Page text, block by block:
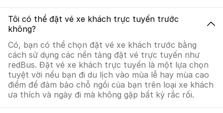
Tôi có thể đặt vé xe khách trực tuyến trước
không?
Có, bạn có thể chọn đặt vé xe khách trước bằng
cách sử dụng các nền tảng đặt vé trực tuyến như
redBus. Đặt vé xe khách trực tuyến là một lựa chọn
tuyệt vời nếu bạn đi du lịch vào mùa lễ hay mùa cao
điểm để đảm bảo chỗ ngồi của bạn trên loại xe khách
ưa thích và ngày đi mà không gặp bất kỳ rắc rối.